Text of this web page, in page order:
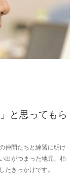
と思ってもら
仲間たちと練習に明け
出がつまった地元、柏
たきっかけです。